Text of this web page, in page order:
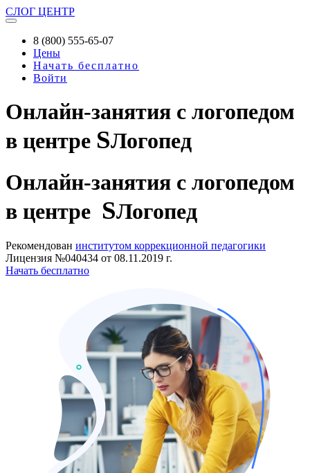
СЛОГ ЦЕНТР
8 (800) 555-65-07
Цены
Начать бесплатно
Войти
Онлайн-занятия с логопедом
в центре SЛогопед
Онлайн-занятия с логопедом
в центре SЛогопед
Рекомендован институтом коррекционной педагогики
Лицензия №040434 от 08.11.2019 г.
Начать бесплатно